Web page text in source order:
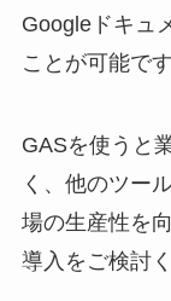
Googleドキュ
ことが可能です
GASを使うと
く、他のツー
場の生産性を
導入をご検討